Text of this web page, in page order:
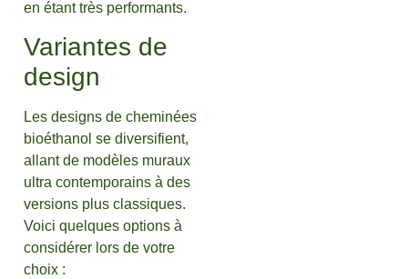
en étant très performants.
Variantes de
design
Les designs de cheminées
bioéthanol se diversifient,
allant de modèles muraux
ultra contemporains à des
versions plus classiques.
Voici quelques options à
considérer lors de votre
choix :